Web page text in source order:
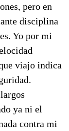
pero en
disciplina
Yo por mi
viajo indica
ya ni el
contra mi